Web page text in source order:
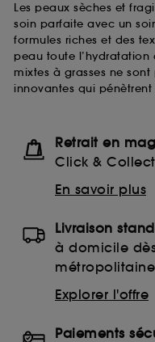
Les peaux sèches et
soin parfaite avec un
formules riches et des
peau toute
mixtes à grasses ne
innovantes qui
Retrait en
Click &
En savoir plus
Livraison
à domicile
Explorer l'offre
Paiements